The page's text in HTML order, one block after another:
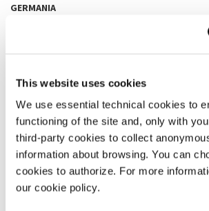
This website uses cookies
We use essential technical cookies to
functioning of the site and, only with
third-party cookies to collect
information about browsing. You can
cookies to authorize. For more
our cookie policy.
GERMANIA
: ifa – Institut für
GIAPPONE
Grass Babies, Moon Babies
Commissario
: The Japan Foundation;
Curatori: Lisa Horikawa, Mizuki Takahashi;
Espositore: Ei Arakawa-Nash
Sede: Giardini